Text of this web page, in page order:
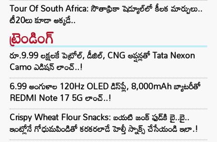
Tour Of South Africa: సౌతాఫ్రికా షెడ్యూల్‌లో కీలక మార్పులు..
టీ20లు కూడా అక్కడే..
ట్రెండింగ్‌
రూ.9.99 లక్షలకే పెట్రోల్, డీజిల్, CNG ఆప్షన్లతో Tata Nexon
Camo ఎడిషన్ లాంచ్..!
6.99 అంగుళాల 120Hz OLED డిస్‌ప్లే, 8,000mAh బ్యాటరీతో
REDMI Note 17 5G లాంచ్..!
Crispy Wheat Flour Snacks: బయటి జంక్ ఫుడ్‌కి బై..బై..
ఇంట్లోనే గోధుమపిండితో కరకరలాడే హెల్తీ స్నాక్స్ చేసేయండి ఇలా.!